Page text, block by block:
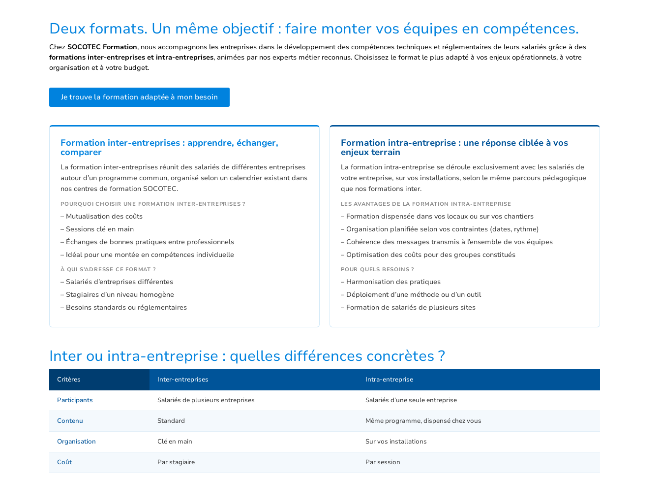
Deux formats. Un même objectif : faire monter vos équipes en compétences.
Chez SOCOTEC Formation, nous accompagnons les entreprises dans le développement des compétences techniques et réglementaires de leurs salariés grâce à des
formations inter-entreprises et intra-entreprises, animées par nos experts métier reconnus. Choisissez le format le plus adapté à vos enjeux opérationnels, à votre
organisation et à votre budget.
Je trouve la formation adaptée à mon besoin
Formation inter-entreprises : apprendre, échanger,
comparer
La formation inter-entreprises réunit des salariés de différentes entreprises
autour d’un programme commun, organisé selon un calendrier existant dans
nos centres de formation SOCOTEC.
POURQUOI CHOISIR UNE FORMATION INTER-ENTREPRISES ?
– Mutualisation des coûts
– Sessions clé en main
– Échanges de bonnes pratiques entre professionnels
– Idéal pour une montée en compétences individuelle
À QUI S’ADRESSE CE FORMAT ?
– Salariés d’entreprises différentes
– Stagiaires d’un niveau homogène
– Besoins standards ou réglementaires
Formation intra-entreprise : une réponse ciblée à vos
enjeux terrain
La formation intra-entreprise se déroule exclusivement avec les salariés de
votre entreprise, sur vos installations, selon le même parcours pédagogique
que nos formations inter.
LES AVANTAGES DE LA FORMATION INTRA-ENTREPRISE
– Formation dispensée dans vos locaux ou sur vos chantiers
– Organisation planifiée selon vos contraintes (dates, rythme)
– Cohérence des messages transmis à l’ensemble de vos équipes
– Optimisation des coûts pour des groupes constitués
POUR QUELS BESOINS ?
– Harmonisation des pratiques
– Déploiement d’une méthode ou d’un outil
– Formation de salariés de plusieurs sites
Inter ou intra-entreprise : quelles différences concrètes ?
Critères Inter-entreprises Intra-entreprise
Participants Salariés de plusieurs entreprises Salariés d’une seule entreprise
Contenu Standard Même programme, dispensé chez vous
Organisation Clé en main Sur vos installations
Coût Par stagiaire Par session